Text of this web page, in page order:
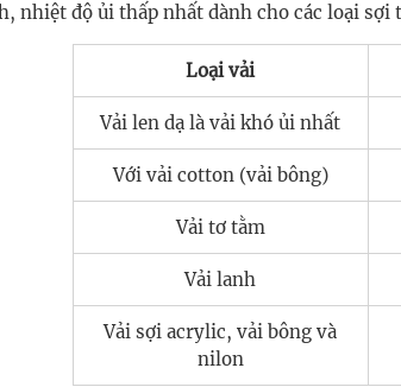
nhiệt độ ủi thấp nhất dành cho các loại sợi
Loại vải
Vải len dạ là vải khó ủi nhất
Với vải cotton (vải bông)
Vải tơ tằm
Vải lanh
Vải sợi acrylic, vải bông và
nilon